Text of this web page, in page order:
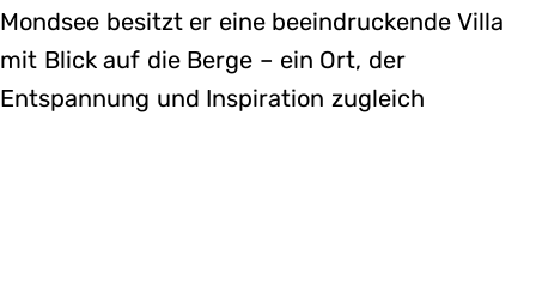
Mondsee besitzt er eine beeindruckende Villa
mit Blick auf die Berge – ein Ort, der
Entspannung und Inspiration zugleich